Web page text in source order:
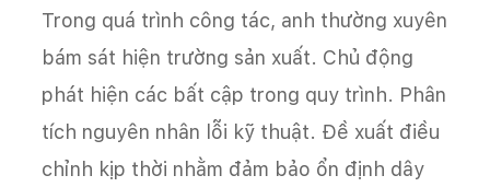
Trong quá trình công tác, anh thường xuyên
bám sát hiện trường sản xuất. Chủ động
phát hiện các bất cập trong quy trình. Phân
tích nguyên nhân lỗi kỹ thuật. Đề xuất điều
chỉnh kịp thời nhằm đảm bảo ổn định dây